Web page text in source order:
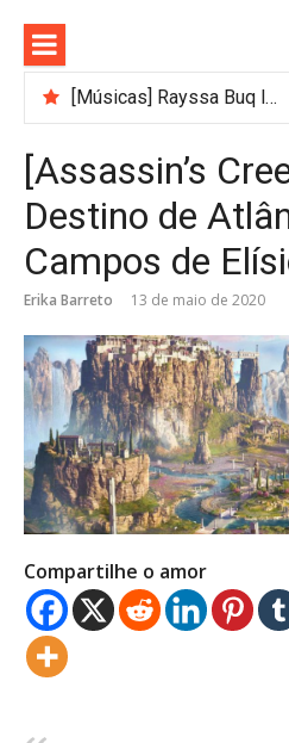
para
conteúdo
[Músicas] Rayssa Buq lança música gospel autoral e anuncia Buq Care 2026
5 filmes incríveis (um desenho) para praticar inglês assistindo TV no inverno
[Assassin’s
Destino de
Campos de
Erika Barreto 13 de maio de 2020
Compartilhe o amor